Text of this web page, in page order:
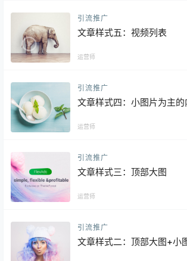
引流推广
文章样式五：视频列表
运营师
引流推广
文章样式四：小图片为主的
运营师
引流推广
文章样式三：顶部大图
运营师
引流推广
文章样式二：顶部大图+小